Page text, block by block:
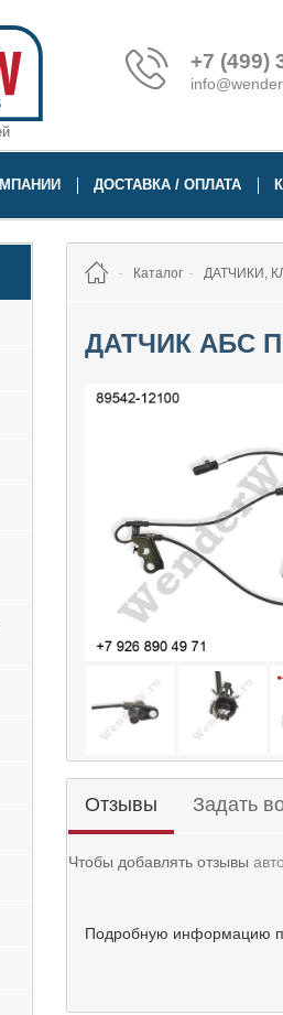
+7 (499)
ДОСТАВКА / ОПЛАТА
Каталог ДАТЧИКИ,
ДАТЧИК АБС
Отзывы Задать
Чтобы добавлять отзывы
Подробную информацию